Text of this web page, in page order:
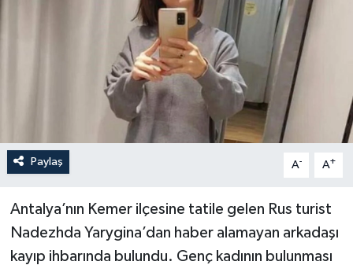
Paylaş A- A+
Antalya’nın Kemer ilçesine tatile gelen Rus turist
Nadezhda Yarygina’dan haber alamayan arkadaşı
kayıp ihbarında bulundu. Genç kadının bulunması